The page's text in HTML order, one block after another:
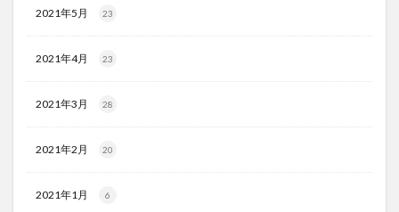
2021年5月 23
2021年4月 23
2021年3月 28
2021年2月 20
2021年1月 6